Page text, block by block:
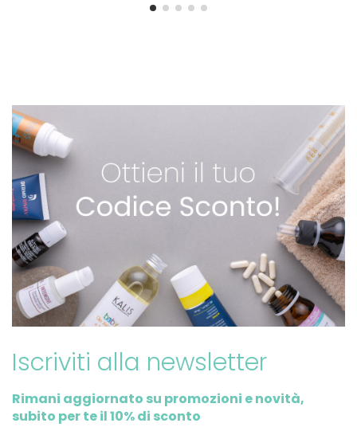
Iscriviti alla newsletter
Rimani aggiornato su promozioni e novità,
subito per te il 10% di sconto